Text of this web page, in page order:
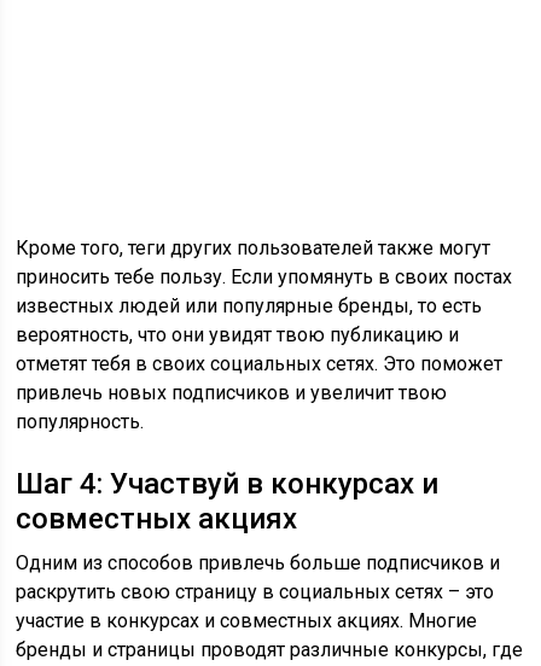
Кроме того, теги других пользователей также могут
приносить тебе пользу. Если упомянуть в своих постах
известных людей или популярные бренды, то есть
вероятность, что они увидят твою публикацию и
отметят тебя в своих социальных сетях. Это поможет
привлечь новых подписчиков и увеличит твою
популярность.
Шаг 4: Участвуй в конкурсах и
совместных акциях
Одним из способов привлечь больше подписчиков и
раскрутить свою страницу в социальных сетях – это
участие в конкурсах и совместных акциях. Многие
бренды и страницы проводят различные конкурсы, где